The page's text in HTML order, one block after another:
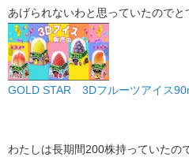
あげられないわと思っていたのでと
GOLD STAR 3Dフルーツアイス
わたしは長期間200株持っていたの